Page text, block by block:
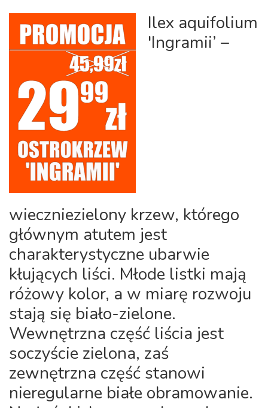
Ilex aquifolium
'Ingramii’ –
wieczniezielony krzew, którego
głównym atutem jest
charakterystyczne ubarwie
kłujących liści. Młode listki mają
różowy kolor, a w miarę rozwoju
stają się biało-zielone.
Wewnętrzna część liścia jest
soczyście zielona, zaś
zewnętrzna część stanowi
nieregularne białe obramowanie.